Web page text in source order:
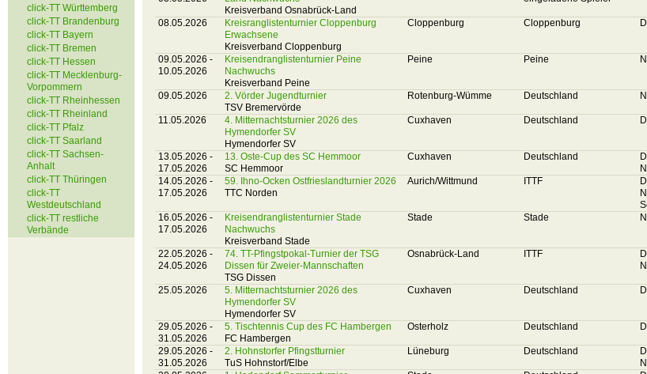
click-TT Württemberg
click-TT Brandenburg
click-TT Bayern
click-TT Bremen
click-TT Hessen
click-TT Mecklenburg-
Vorpommern
click-TT Rheinhessen
click-TT Rheinland
click-TT Pfalz
click-TT Saarland
click-TT Sachsen-
Anhalt
click-TT Thüringen
click-TT
Westdeutschland
click-TT restliche
Verbände
Kreisverband Osnabrück-Land
08.05.2026
Kreisranglistenturnier Cloppenburg
Erwachsene
Kreisverband Cloppenburg
Cloppenburg Cloppenburg
09.05.2026 -
10.05.2026
Kreisendranglistenturnier Peine
Nachwuchs
Kreisverband Peine
Peine Peine
09.05.2026
2. Vörder Jugendturnier
TSV Bremervörde
Rotenburg-Wümme Deutschland
11.05.2026
4. Mitternachtsturnier 2026 des
Hymendorfer SV
Hymendorfer SV
Cuxhaven Deutschland
13.05.2026 -
17.05.2026
13. Oste-Cup des SC Hemmoor
SC Hemmoor
Cuxhaven Deutschland
14.05.2026 -
17.05.2026
59. Ihno-Ocken Ostfrieslandturnier 2026
TTC Norden
Aurich/Wittmund ITTF
16.05.2026 -
17.05.2026
Kreisendranglistenturnier Stade
Nachwuchs
Kreisverband Stade
Stade Stade
22.05.2026 -
24.05.2026
74. TT-Pfingstpokal-Turnier der TSG
Dissen für Zweier-Mannschaften
TSG Dissen
Osnabrück-Land ITTF
25.05.2026
5. Mitternachtsturnier 2026 des
Hymendorfer SV
Hymendorfer SV
Cuxhaven Deutschland
29.05.2026 -
31.05.2026
5. Tischtennis Cup des FC Hambergen
FC Hambergen
Osterholz Deutschland
29.05.2026 -
31.05.2026
2. Hohnstorfer Pfingstturnier
TuS Hohnstorf/Elbe
Lüneburg Deutschland